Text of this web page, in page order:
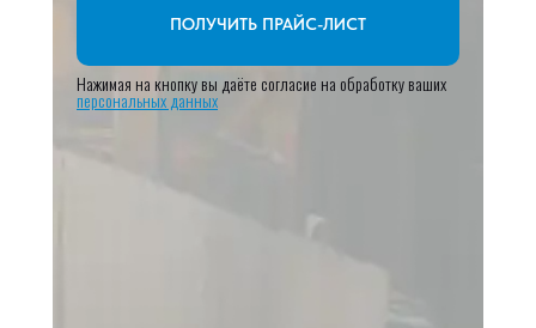
ПОЛУЧИТЬ ПРАЙС-ЛИСТ
Нажимая на кнопку вы даёте согласие на обработку ваших
персональных данных